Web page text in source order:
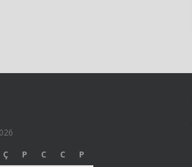
Ç P C C P